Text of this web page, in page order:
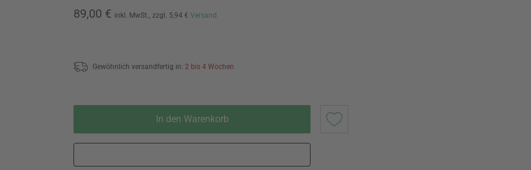
89,00 € inkl. MwSt., zzgl. 5,94 € Versand
Gewöhnlich versandfertig in: 2 bis 4 Wochen
In den Warenkorb